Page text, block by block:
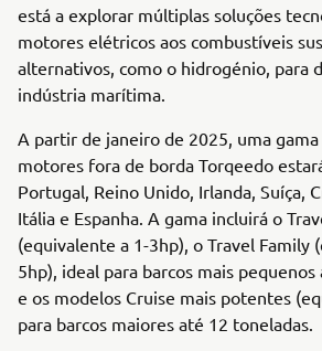
está a explorar múltiplas soluções
motores elétricos aos combustíveis
alternativos, como o hidrogénio, para
indústria marítima.
A partir de janeiro de 2025, uma gama
motores fora de borda Torqeedo
Portugal, Reino Unido, Irlanda, Suíça,
Itália e Espanha. A gama incluirá o
(equivalente a 1-3hp), o Travel Family
5hp), ideal para barcos mais
e os modelos Cruise mais potentes
para barcos maiores até 12 toneladas.